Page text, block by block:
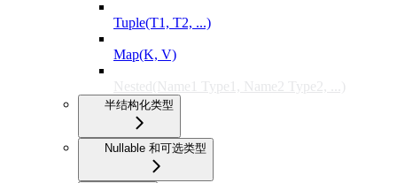
Tuple(T1, T2, ...)
Map(K, V)
Nested(Name1 Type1, Name2 Type2, ...)
半结构化类型
Nullable 和可选类型